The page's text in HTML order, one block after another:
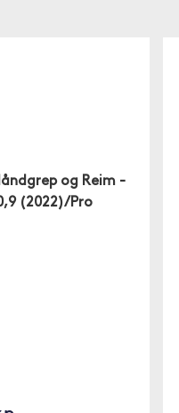
og Reim -
(2022)/Pro